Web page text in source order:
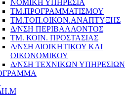
ΝΟΜΙΚΗ ΥΠΗΡΕΣΙΑ
ΤΜ.ΠΡΟΓΡΑΜΜΑΤΙΣΜΟΥ
ΤΜ.ΤΟΠ.ΟΙΚΟΝ.ΑΝΑΠΤΥΞΗΣ
Δ/ΝΣΗ ΠΕΡΙΒΑΛΛΟΝΤΟΣ
ΤΜ. ΚΟΙΝ. ΠΡΟΣΤΑΣΙΑΣ
Δ/ΝΣΗ ΔΙΟΙΚΗΤΙΚΟΥ ΚΑΙ
ΟΙΚΟΝΟΜΙΚΟΥ
Δ/ΝΣΗ ΤΕΧΝΙΚΩΝ ΥΠΗΡΕΣΙΩΝ